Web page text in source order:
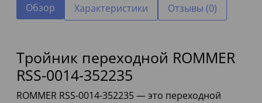
Обзор Характеристики Отзывы (0)
Тройник переходной ROMMER
RSS-0014-352235
ROMMER RSS-0014-352235 — это переходной